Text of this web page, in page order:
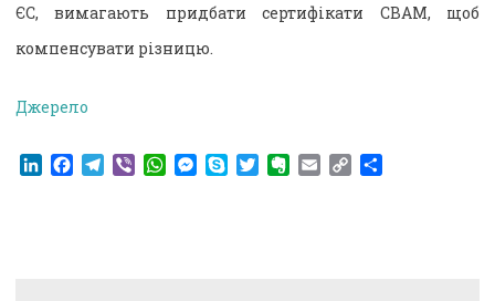
ЄС, вимагають придбати сертифікати CBAM, щоб
компенсувати різницю.
Джерело
LinkedIn
Facebook
Telegram
ViberWhatsApp
Messenger
SkypeTwitterEvernote
EmailCopy